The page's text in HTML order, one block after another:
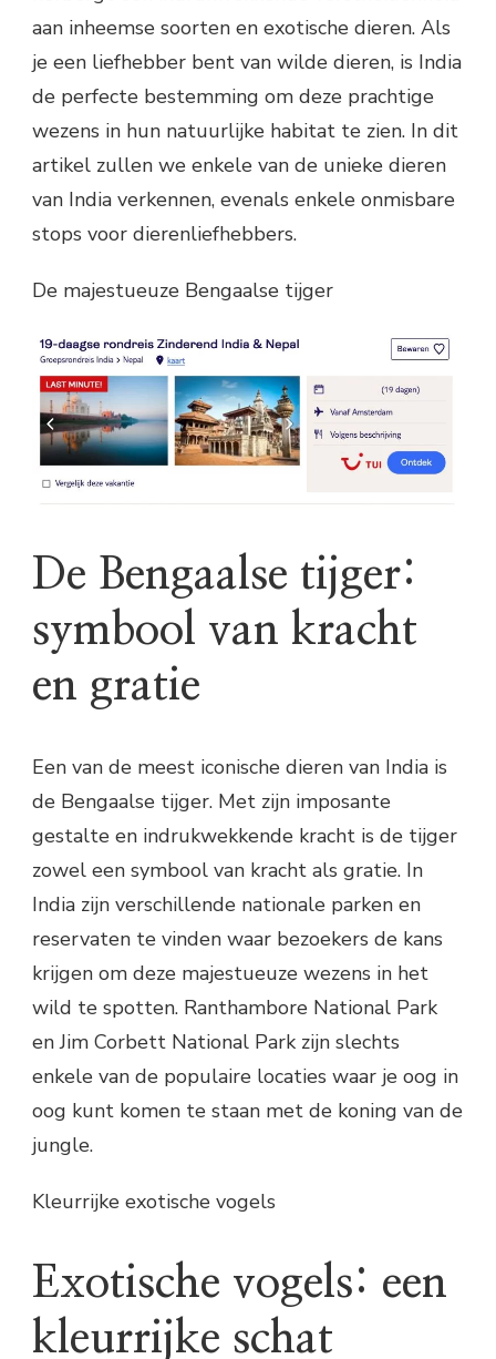
aan inheemse soorten en exotische dieren. Als
je een liefhebber bent van wilde dieren, is India
de perfecte bestemming om deze prachtige
wezens in hun natuurlijke habitat te zien. In dit
artikel zullen we enkele van de unieke dieren
van India verkennen, evenals enkele onmisbare
stops voor dierenliefhebbers.
De majestueuze Bengaalse tijger
De Bengaalse tijger:
symbool van kracht
en gratie
Een van de meest iconische dieren van India is
de Bengaalse tijger. Met zijn imposante
gestalte en indrukwekkende kracht is de tijger
zowel een symbool van kracht als gratie. In
India zijn verschillende nationale parken en
reservaten te vinden waar bezoekers de kans
krijgen om deze majestueuze wezens in het
wild te spotten. Ranthambore National Park
en Jim Corbett National Park zijn slechts
enkele van de populaire locaties waar je oog in
oog kunt komen te staan met de koning van de
jungle.
Kleurrijke exotische vogels
Exotische vogels: een
kleurrijke schat